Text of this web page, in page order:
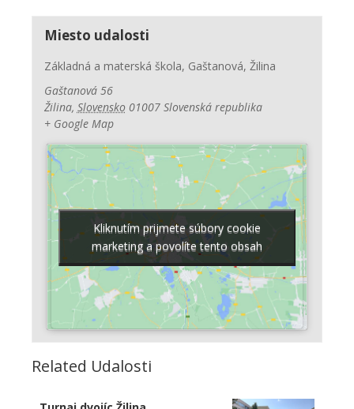
Miesto udalosti
Základná a materská škola, Gaštanová, Žilina
Gaštanová 56
Žilina, Slovensko 01007 Slovenská republika
+ Google Map
Kliknutím prijmete súbory cookie
marketing a povolíte tento obsah
Kliknutím prijmete súbory cookie
marketing a povolíte tento obsah
Related Udalosti